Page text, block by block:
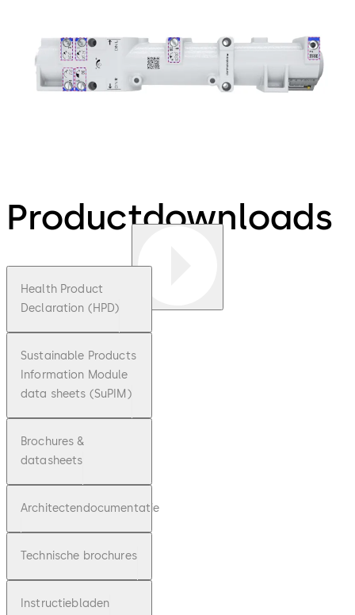
Productdownloads
Health Product
Declaration (HPD)
Sustainable Products
Information Module
data sheets (SuPIM)
Brochures &
datasheets
Architectendocumentatie
Technische brochures
Instructiebladen